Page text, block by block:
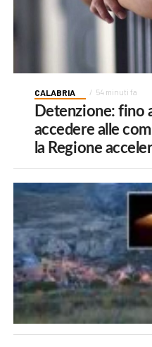
CALABRIA 54 minuti fa
Detenzione: fino
accedere alle
la Regione